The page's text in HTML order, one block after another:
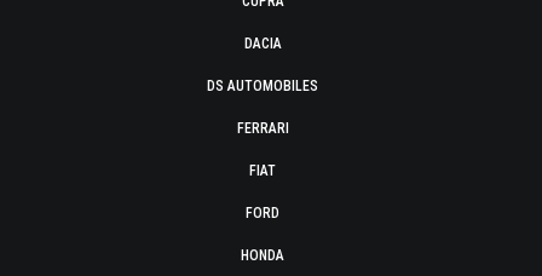
DACIA
DS AUTOMOBILES
FERRARI
FIAT
FORD
HONDA